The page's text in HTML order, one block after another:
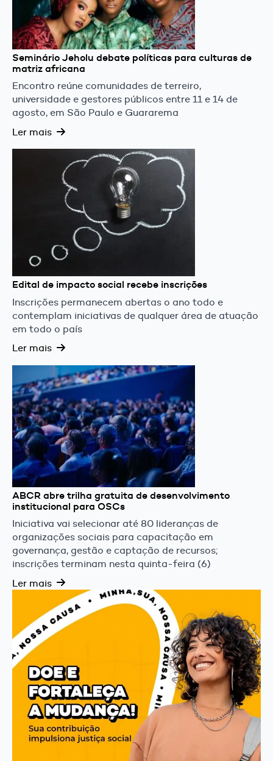
Seminário Jeholu debate políticas para culturas de
matriz africana
Encontro reúne comunidades de terreiro,
universidade e gestores públicos entre 11 e 14 de
agosto, em São Paulo e Guararema
Ler mais
Edital de impacto social recebe inscrições
Inscrições permanecem abertas o ano todo e
contemplam iniciativas de qualquer área de atuação
em todo o país
Ler mais
ABCR abre trilha gratuita de desenvolvimento
institucional para OSCs
Iniciativa vai selecionar até 80 lideranças de
organizações sociais para capacitação em
governança, gestão e captação de recursos;
inscrições terminam nesta quinta-feira (6)
Ler mais